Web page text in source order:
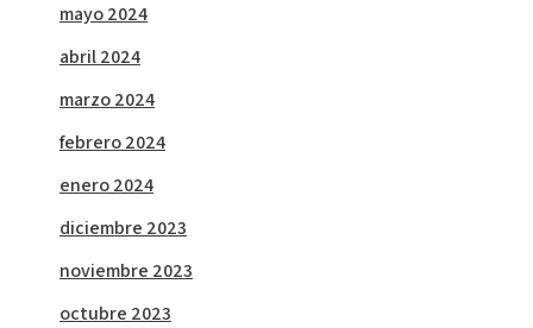
mayo 2024
abril 2024
marzo 2024
febrero 2024
enero 2024
diciembre 2023
noviembre 2023
octubre 2023